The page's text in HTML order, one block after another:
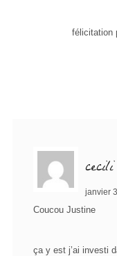
félicitation
cecili
janvier
Coucou Justine
ça y est j’ai investi